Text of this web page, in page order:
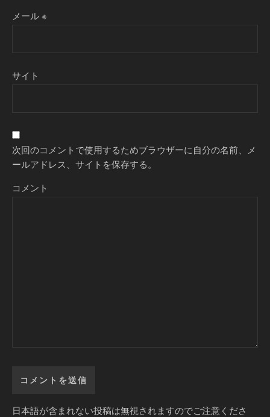
メール※
サイト
次回のコメントで使用するためブラウザーに自分の名前、メ
ールアドレス、サイトを保存する。
コメント
日本語が含まれない投稿は無視されますのでご注意くださ